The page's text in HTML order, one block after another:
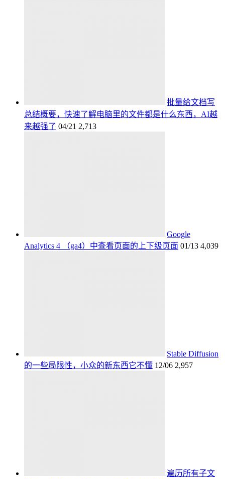
批量给文档写
总结概要，快速了解电脑里的文件都是什么东西，AI越
来越强了 04/21 2,713
Google
Analytics 4 （ga4）中查看页面的上下级页面 01/13 4,039
Stable Diffusion
的一些局限性，小众的新东西它不懂 12/06 2,957
遍历所有子文